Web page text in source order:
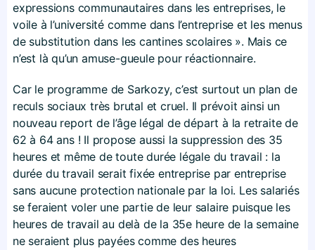
expressions communautaires dans les entreprises, le
voile à l’université comme dans l’entreprise et les menus
de substitution dans les cantines scolaires ». Mais ce
n’est là qu’un amuse-gueule pour réactionnaire.
Car le programme de Sarkozy, c’est surtout un plan de
reculs sociaux très brutal et cruel. Il prévoit ainsi un
nouveau report de l’âge légal de départ à la retraite de
62 à 64 ans ! Il propose aussi la suppression des 35
heures et même de toute durée légale du travail : la
durée du travail serait fixée entreprise par entreprise
sans aucune protection nationale par la loi. Les salariés
se feraient voler une partie de leur salaire puisque les
heures de travail au delà de la 35e heure de la semaine
ne seraient plus payées comme des heures